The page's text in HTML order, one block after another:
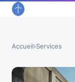
Accueil›Services